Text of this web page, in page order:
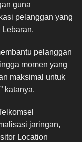
guna
pelanggan yang
Lebaran.
pelanggan
momen yang
maksimal untuk
katanya.
jaringan,
Location